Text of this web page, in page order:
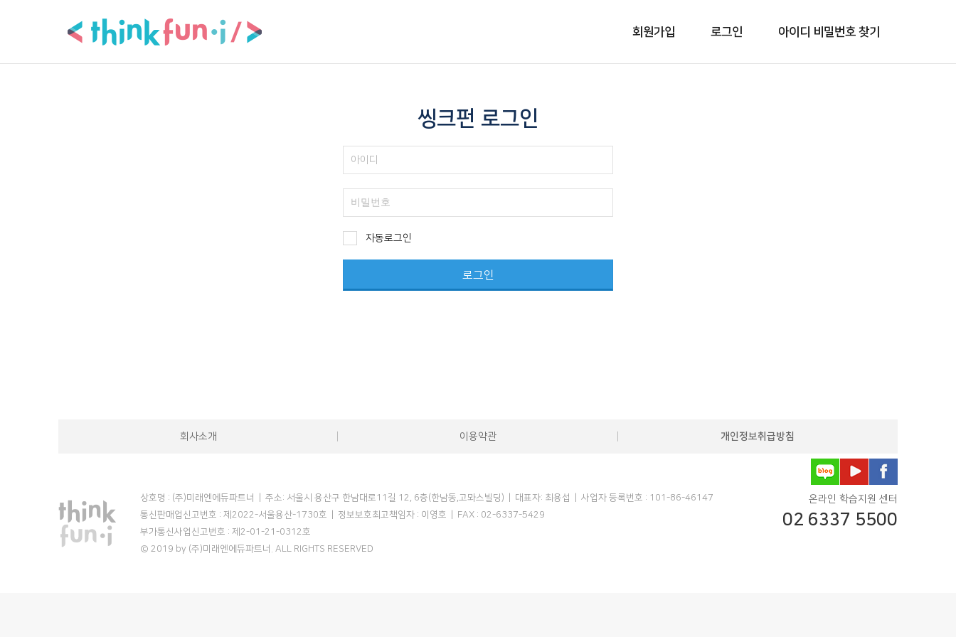
회원가입 로그인 아이디 비밀번호 찾기
씽크펀 로그인
자동로그인
회사소개 이용약관 개인정보취급방침
온라인 학습지원 센터
02 6337 5500
상호명 : (주)미래엔에듀파트너 | 주소: 서울시 용산구 한남대로11길 12, 6층(한남동,고뫄스빌딩) | 대표자: 최용섭 | 사업자 등록번호 : 101-86-46147
통신판매업신고번호 : 제2022-서울용산-1730호 | 정보보호최고책임자 : 이영호 | FAX : 02-6337-5429
부가통신사업신고번호 : 제2-01-21-0312호
© 2019 by (주)미래엔에듀파트너. ALL RIGHTS RESERVED